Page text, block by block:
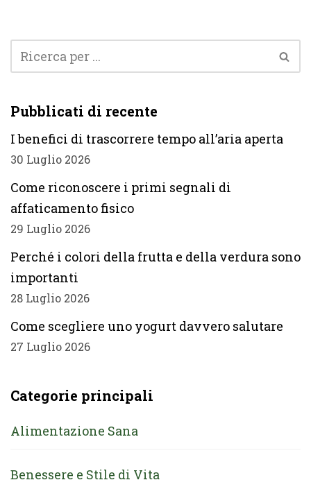
Pubblicati di recente
I benefici di trascorrere tempo all’aria aperta
30 Luglio 2026
Come riconoscere i primi segnali di
affaticamento fisico
29 Luglio 2026
Perché i colori della frutta e della verdura sono
importanti
28 Luglio 2026
Come scegliere uno yogurt davvero salutare
27 Luglio 2026
Categorie principali
Alimentazione Sana
Benessere e Stile di Vita